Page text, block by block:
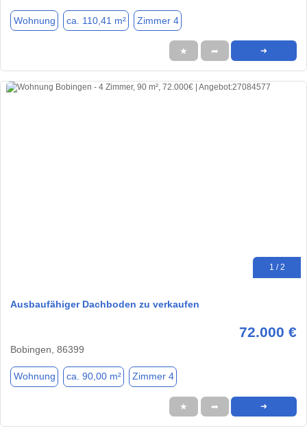
Wohnung ca. 110,41 m² Zimmer 4
★ ➦ ➜
1 / 2
Ausbaufähiger Dachboden zu verkaufen
72.000 €
Bobingen, 86399
Wohnung ca. 90,00 m² Zimmer 4
★ ➦ ➜